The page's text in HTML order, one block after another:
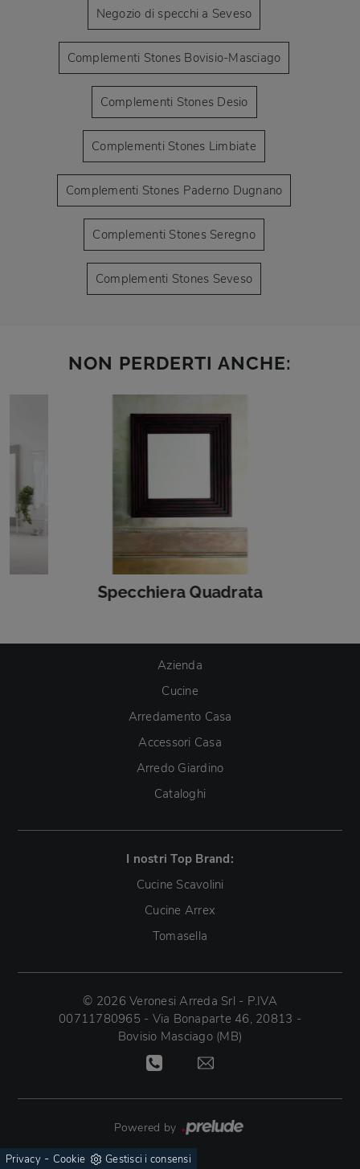
Negozio di specchi a Seveso
Complementi Stones Bovisio-Masciago
Complementi Stones Desio
Complementi Stones Limbiate
Complementi Stones Paderno Dugnano
Complementi Stones Seregno
Complementi Stones Seveso
NON PERDERTI ANCHE:
Specchiera Quadrata
Azienda
Cucine
Arredamento Casa
Accessori Casa
Arredo Giardino
Cataloghi
I nostri Top Brand:
Cucine Scavolini
Cucine Arrex
Tomasella
© 2026 Veronesi Arreda Srl - P.IVA
00711780965 - Via Bonaparte 46, 20813 -
Bovisio Masciago (MB)
Powered by
Privacy- Cookie Gestisci i consensi